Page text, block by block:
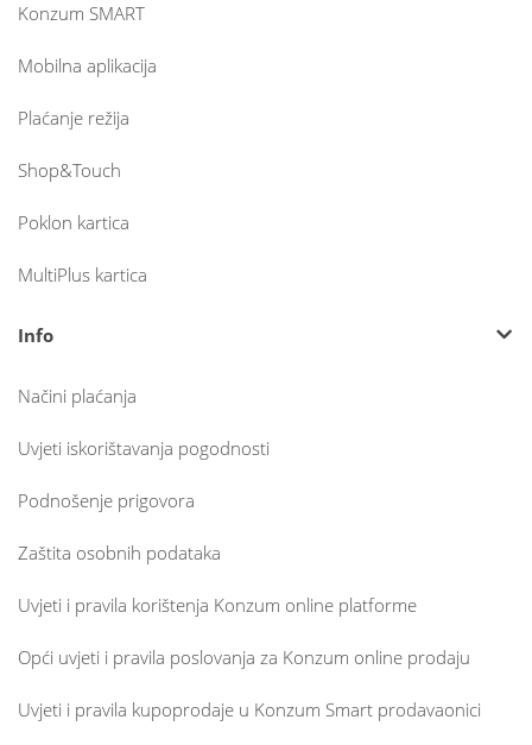
Konzum SMART
Mobilna aplikacija
Plaćanje režija
Shop&Touch
Poklon kartica
MultiPlus kartica
Info
Načini plaćanja
Uvjeti iskorištavanja pogodnosti
Podnošenje prigovora
Zaštita osobnih podataka
Uvjeti i pravila korištenja Konzum online platforme
Opći uvjeti i pravila poslovanja za Konzum online prodaju
Uvjeti i pravila kupoprodaje u Konzum Smart prodavaonici